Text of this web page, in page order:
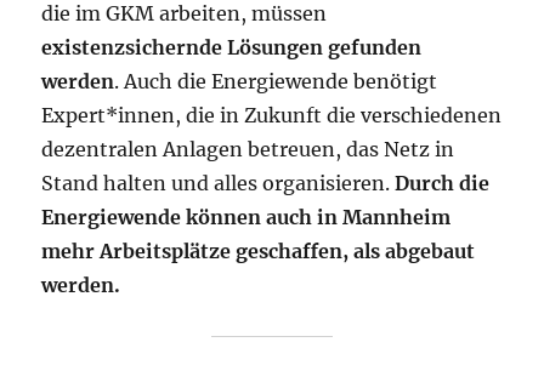
die im GKM arbeiten, müssen
existenzsichernde Lösungen gefunden
werden. Auch die Energiewende benötigt
Expert*innen, die in Zukunft die verschiedenen
dezentralen Anlagen betreuen, das Netz in
Stand halten und alles organisieren.Durch die
Energiewende können auch in Mannheim
mehr Arbeitsplätze geschaffen, als abgebaut
werden.